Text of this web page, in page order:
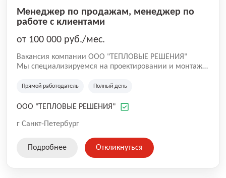
Менеджер по продажам, менеджер по
работе с клиентами
от 100 000 руб./мес.
Вакансия компании ООО "ТЕПЛОВЫЕ РЕШЕНИЯ"
Мы специализируемся на проектировании и монтаже
открытых площадок в Санкт-Петербурге и
специалистов: • монтажники; • промышленные
специалисты. Работаем с коммерческими объектами,
производственными предприятиями и частными
заказчиками.
Прямой работодатель Полный день
ООО "ТЕПЛОВЫЕ РЕШЕНИЯ"
г Санкт-Петербург
Подробнее Откликнуться